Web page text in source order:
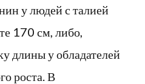
у людей с талией
170 см, либо,
длины у обладателей
роста. В